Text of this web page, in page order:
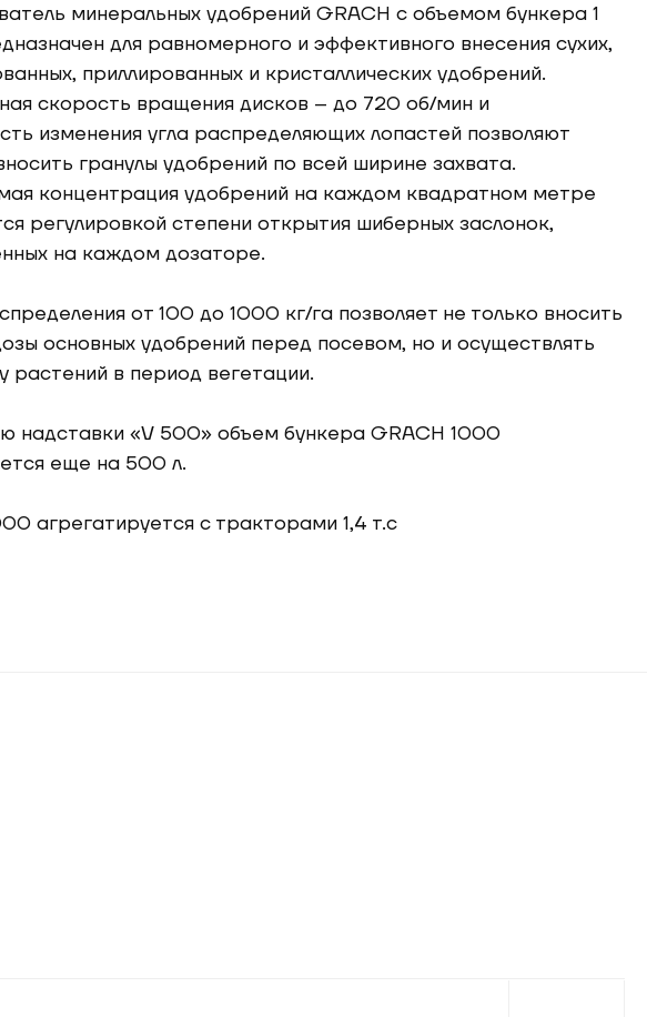
минеральных удобрений GRACH с объемом бункера 1
для равномерного и эффективного внесения сухих,
приллированных и кристаллических удобрений.
скорость вращения дисков – до 720 об/мин и
изменения угла распределяющих лопастей позволяют
гранулы удобрений по всей ширине захвата.
концентрация удобрений на каждом квадратном метре
регулировкой степени открытия шиберных заслонок,
на каждом дозаторе.
от 100 до 1000 кг/га позволяет не только вносить
основных удобрений перед посевом, но и осуществлять
растений в период вегетации.
надставки «V 500» объем бункера GRACH 1000
еще на 500 л.
агрегатируется с тракторами 1,4 т.с